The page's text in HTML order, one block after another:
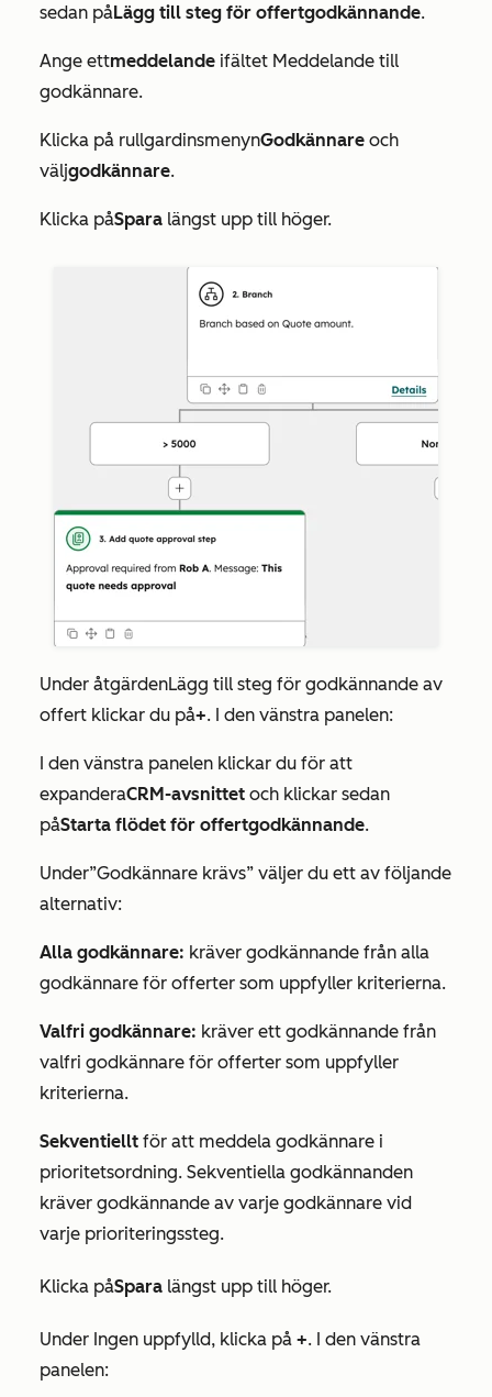
sedan påLägg till steg för offertgodkännande.
Ange ettmeddelande ifältet Meddelande till
godkännare.
Klicka på rullgardinsmenynGodkännare och
väljgodkännare.
Klicka påSpara längst upp till höger.
Under åtgärdenLägg till steg för godkännande av
offert klickar du på+. I den vänstra panelen:
I den vänstra panelen klickar du för att
expanderaCRM-avsnittet och klickar sedan
påStarta flödet för offertgodkännande.
Under”Godkännare krävs” väljer du ett av följande
alternativ:
Alla godkännare: kräver godkännande från alla
godkännare för offerter som uppfyller kriterierna.
Valfri godkännare: kräver ett godkännande från
valfri godkännare för offerter som uppfyller
kriterierna.
Sekventiellt för att meddela godkännare i
prioritetsordning. Sekventiella godkännanden
kräver godkännande av varje godkännare vid
varje prioriteringssteg.
Klicka påSpara längst upp till höger.
Under Ingen uppfylld, klicka på +. I den vänstra
panelen: